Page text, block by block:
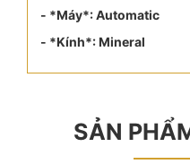
- *Máy*: Automatic
- *Kính*: Mineral
SẢN